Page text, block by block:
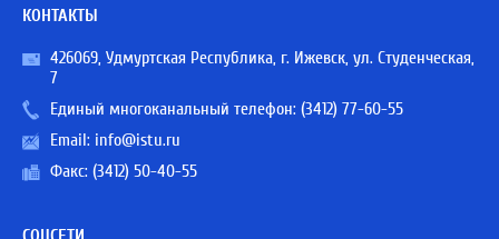
КОНТАКТЫ
426069, Удмуртская Республика, г. Ижевск, ул. Студенческая,
7
Единый многоканальный телефон: (3412) 77-60-55
Email: info@istu.ru
Факс: (3412) 50-40-55